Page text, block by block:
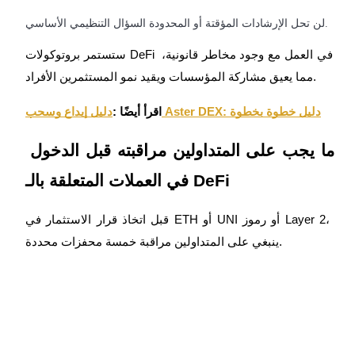
ستستمر بروتوكولات DeFi في العمل مع وجود مخاطر قانونية،
مما يعيق مشاركة المؤسسات ويقيد نمو المستثمرين الأفراد.
اقرأ أيضًا : دليل إيداع وسحب Aster DEX: دليل خطوة بخطوة
في العملات المتعلقة بالـ DeFi
قبل اتخاذ قرار الاستثمار في ETH أو UNI أو رموز Layer 2،
ينبغي على المتداولين مراقبة خمسة محفزات محددة.